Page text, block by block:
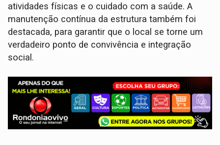
atividades físicas e o cuidado com a saúde. A
manutenção contínua da estrutura também foi
destacada, para garantir que o local se torne um
verdadeiro ponto de convivência e integração
social.